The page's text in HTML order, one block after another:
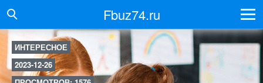
Fbuz74.ru
ИНТЕРЕСНОЕ
2023-12-26